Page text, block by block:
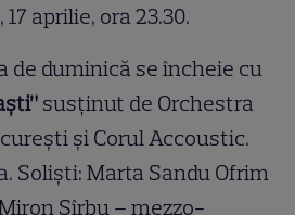
aprilie, ora 23.30.
de duminică se încheie cu
susţinut de Orchestra
şi Corul Accoustic.
Solişti: Marta Sandu Ofrim
Sîrbu – mezzo-